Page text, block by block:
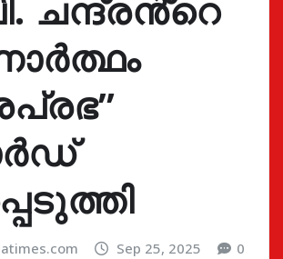
ചന്ദ്രൻ്റെ
Sep 25, 2025 0